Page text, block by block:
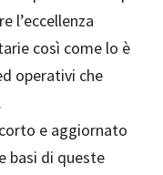
l’eccellenza
così come lo è
operativi che
e aggiornato
basi di queste